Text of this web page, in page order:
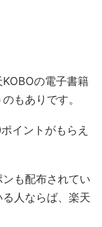
の電子書籍
もありです。
イントがもらえ
も配布されてい
人ならば、楽天